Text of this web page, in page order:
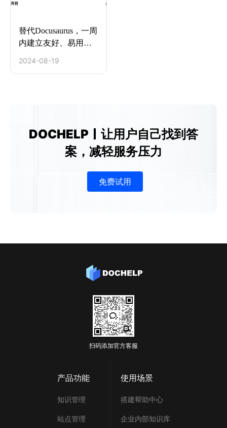
替代Docusaurus，一周
内建立友好、易用的
2024-08-19
DOCHELP
让用户自己找到答
案，减轻服务压力
免费试用
扫码添加官方客服
产品功能
知识管理
站点管理
使用场景
搭建帮助中心
企业内部知识库